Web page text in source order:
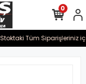
Tüm Siparişleriniz
0